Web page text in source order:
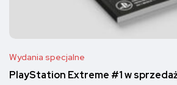
Wydania specjalne
PlayStation Extreme #1 w